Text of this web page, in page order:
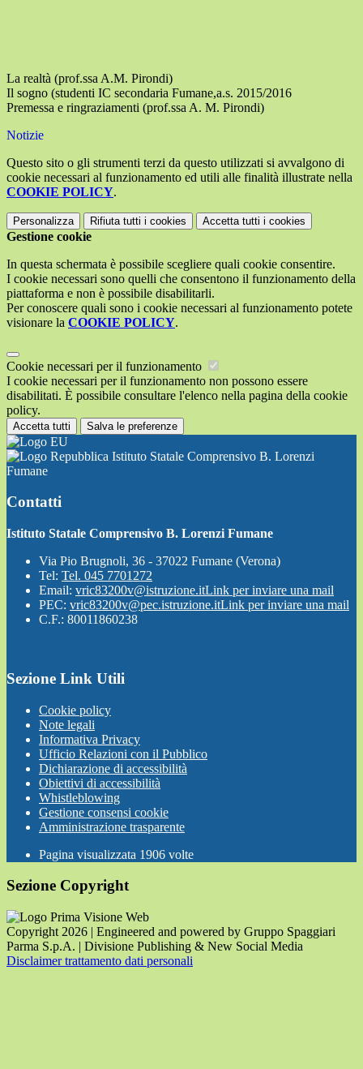
La realtà (prof.ssa A.M. Pirondi)
Il sogno (studenti IC secondaria Fumane,a.s. 2015/2016
Premessa e ringraziamenti (prof.ssa A. M. Pirondi)
Notizie
Questo sito o gli strumenti terzi da questo utilizzati si avvalgono di
cookie necessari al funzionamento ed utili alle finalità illustrate nella
COOKIE POLICY.
Personalizza Rifiuta tutti i cookies Accetta tutti i cookies
Gestione cookie
In questa schermata è possibile scegliere quali cookie consentire.
I cookie necessari sono quelli che consentono il funzionamento della
piattaforma e non è possibile disabilitarli.
Per conoscere quali sono i cookie necessari al funzionamento potete
visionare la COOKIE POLICY.
Cookie necessari per il funzionamento
I cookie necessari per il funzionamento non possono essere
disabilitati. È possibile consultare l'elenco nella pagina della cookie
policy.
Accetta tutti Salva le preferenze
Istituto Statale Comprensivo B. Lorenzi
Fumane
Contatti
Istituto Statale Comprensivo B. Lorenzi Fumane
Via Pio Brugnoli, 36 - 37022 Fumane (Verona)
Tel: Tel. 045 7701272
Email: vric83200v@istruzione.itLink per inviare una mail
PEC: vric83200v@pec.istruzione.itLink per inviare una mail
C.F.: 80011860238
Sezione Link Utili
Cookie policy
Note legali
Informativa Privacy
Ufficio Relazioni con il Pubblico
Dichiarazione di accessibilità
Obiettivi di accessibilità
Whistleblowing
Gestione consensi cookie
Amministrazione trasparente
Pagina visualizzata 1906 volte
Sezione Copyright
Copyright 2026 | Engineered and powered by Gruppo Spaggiari
Parma S.p.A. | Divisione Publishing & New Social Media
Disclaimer trattamento dati personali